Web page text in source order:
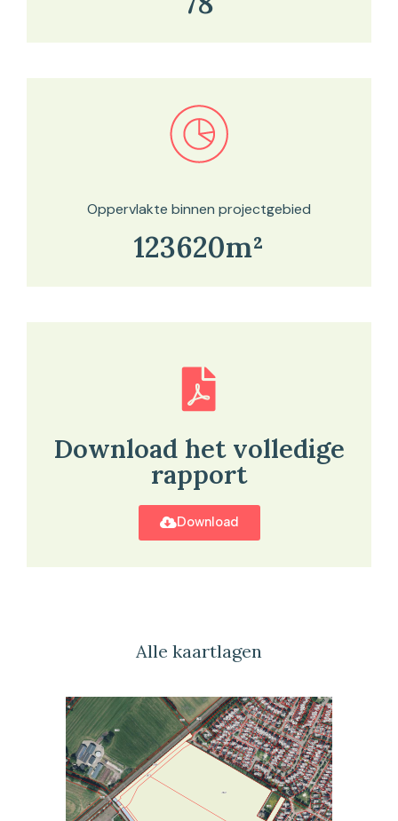
Bekijk in onze kaartviewer
Oppervlakte binnen projectgebied
123620m²
Download het volledige
rapport
Download
Alle kaartlagen